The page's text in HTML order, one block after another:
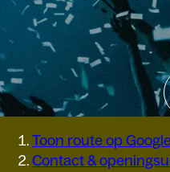
Toon route op
Contact &